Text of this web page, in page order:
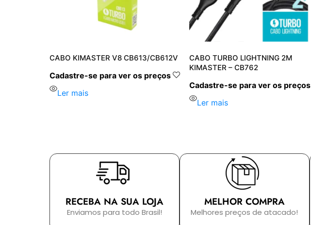
CABO KIMASTER V8 CB613/CB612V
Cadastre-se para ver os preços
Ler mais
CABO TURBO LIGHTNING 2M
KIMASTER – CB762
Cadastre-se para ver os preços
Ler mais
RECEBA NA SUA LOJA
Enviamos para todo Brasil!
MELHOR COMPRA
Melhores preços de atacado!